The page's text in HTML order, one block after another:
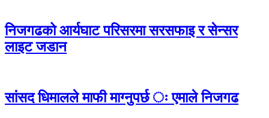
निजगढको आर्यघाट परिसरमा सरसफाइ र सेन्सर
लाइट जडान
सांसद धिमालले माफी माग्नुपर्छ ः एमाले निजगढ